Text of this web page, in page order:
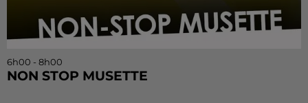
6h00 - 8h00
NON STOP MUSETTE